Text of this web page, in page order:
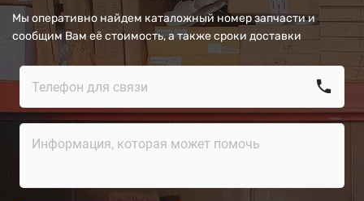
Мы оперативно найдем каталожный номер запчасти и
сообщим Вам её стоимость, а также сроки доставки
call